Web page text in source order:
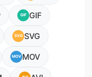
GIF GIF
SVG SVG
MOV MOV